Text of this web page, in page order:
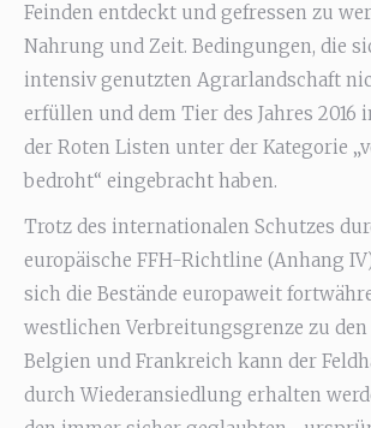
Feinden entdeckt und gefressen zu
Nahrung und Zeit. Bedingungen, die
intensiv genutzten Agrarlandschaft
erfüllen und dem Tier des Jahres 2016
der Roten Listen unter der Kategorie
bedroht“ eingebracht haben.
Trotz des internationalen Schutzes
europäische FFH-Richtline (Anhang
sich die Bestände europaweit
westlichen Verbreitungsgrenze zu den
Belgien und Frankreich kann der
durch Wiederansiedlung erhalten